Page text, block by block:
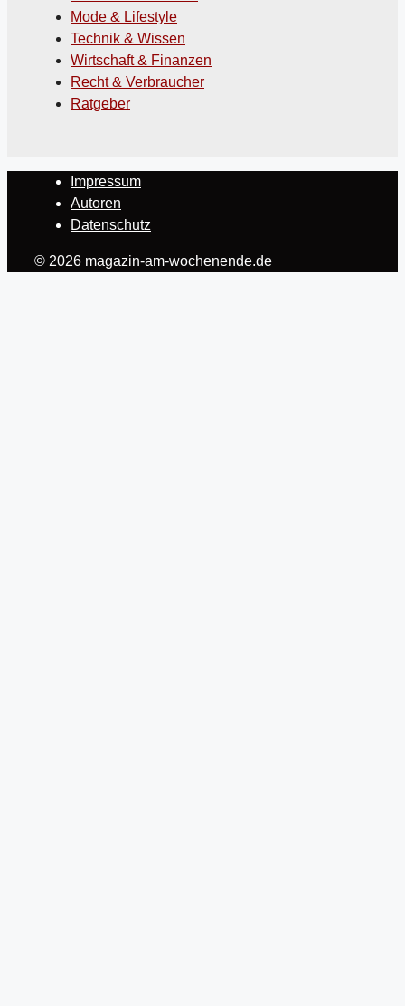
Mode & Lifestyle
Technik & Wissen
Wirtschaft & Finanzen
Recht & Verbraucher
Ratgeber
Impressum
Autoren
Datenschutz
© 2026 magazin-am-wochenende.de